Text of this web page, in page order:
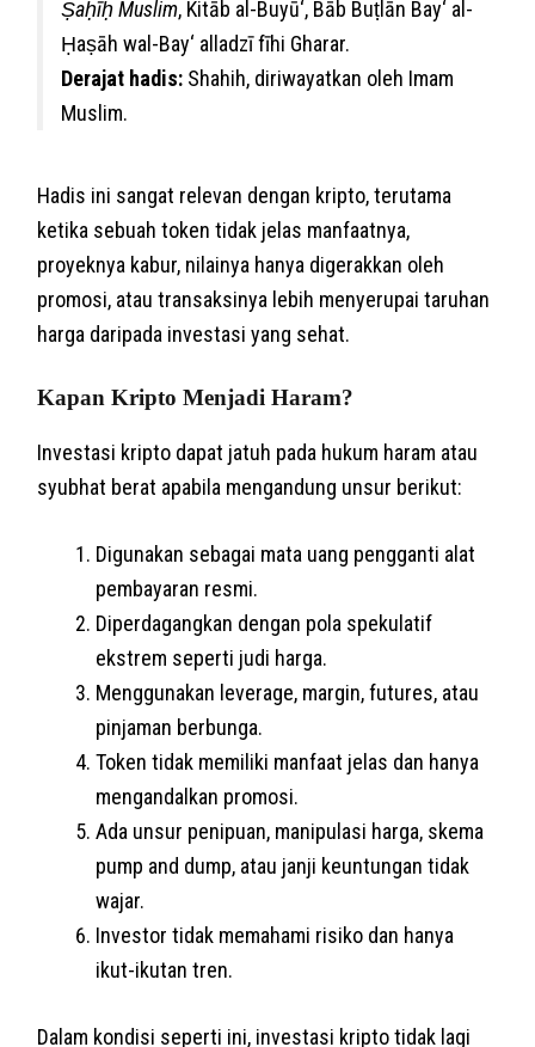
Ṣaḥīḥ Muslim, Kitāb al-Buyū‘, Bāb Buṭlān Bay‘ al-
Ḥaṣāh wal-Bay‘ alladzī fīhi Gharar.
Derajat hadis: Shahih, diriwayatkan oleh Imam
Muslim.
Hadis ini sangat relevan dengan kripto, terutama
ketika sebuah token tidak jelas manfaatnya,
proyeknya kabur, nilainya hanya digerakkan oleh
promosi, atau transaksinya lebih menyerupai taruhan
harga daripada investasi yang sehat.
Kapan Kripto Menjadi Haram?
Investasi kripto dapat jatuh pada hukum haram atau
syubhat berat apabila mengandung unsur berikut:
Digunakan sebagai mata uang pengganti alat
pembayaran resmi.
Diperdagangkan dengan pola spekulatif
ekstrem seperti judi harga.
Menggunakan leverage, margin, futures, atau
pinjaman berbunga.
Token tidak memiliki manfaat jelas dan hanya
mengandalkan promosi.
Ada unsur penipuan, manipulasi harga, skema
pump and dump, atau janji keuntungan tidak
wajar.
Investor tidak memahami risiko dan hanya
ikut-ikutan tren.
Dalam kondisi seperti ini, investasi kripto tidak lagi